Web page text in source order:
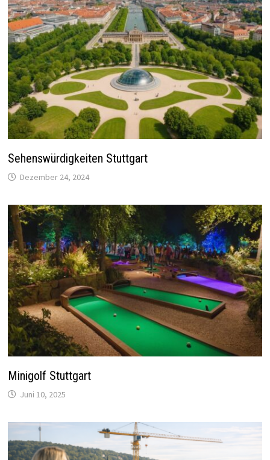
Sehenswürdigkeiten Stuttgart
Dezember 24, 2024
Minigolf Stuttgart
Juni 10, 2025